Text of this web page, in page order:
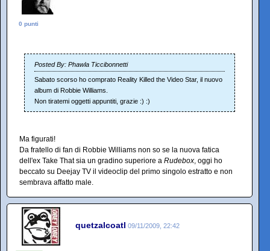
0 punti
Posted By: Phawla Ticcibonnetti
Sabato scorso ho comprato Reality Killed the Video Star, il nuovo
album di Robbie Williams.
Non tiratemi oggetti appuntiti, grazie :) :)
Ma figurati!
Da fratello di fan di Robbie Williams non so se la nuova fatica
dell'ex Take That sia un gradino superiore a Rudebox, oggi ho
beccato su Deejay TV il videoclip del primo singolo estratto e non
sembrava affatto male.
quetzalcoatl 09/11/2009, 22:42